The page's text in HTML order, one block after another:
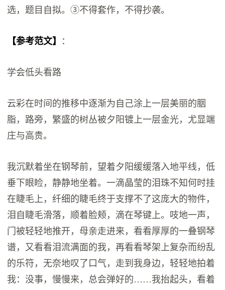
选，题目自拟。③不得套作，不得抄袭。
【参考范文】 ：
学会低头看路
云彩在时间的推移中逐渐为自己涂上一层美丽的胭
脂，路旁，繁盛的树丛被夕阳镀上一层金光，尤显端
庄与高贵。
我沉默着坐在钢琴前，望着夕阳缓缓落入地平线，低
垂下眼睑，静静地坐着。一滴晶莹的泪珠不知何时挂
在睫毛上，纤细的睫毛终于支撑不了这庞大的物件，
泪自睫毛滑落，顺着脸颊，滴在琴键上。吱地一声，
门被轻轻地推开，母亲走进来，看看厚厚的一叠钢琴
谱，又看看泪流满面的我，再看看琴架上复杂而纷乱
的乐符，无奈地叹了口气，走到我身边，轻轻地拍着
我：没事，慢慢来，总会弹好的……我抬起头，看着